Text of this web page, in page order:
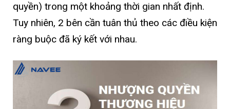
quyền) trong một khoảng thời gian nhất định.
Tuy nhiên, 2 bên cần tuân thủ theo các điều kiện
ràng buộc đã ký kết với nhau.